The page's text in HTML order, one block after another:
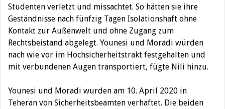
Studenten verletzt und missachtet. So hätten sie ihre
Geständnisse nach fünfzig Tagen Isolationshaft ohne
Kontakt zur Außenwelt und ohne Zugang zum
Rechtsbeistand abgelegt. Younesi und Moradi würden
nach wie vor im Hochsicherheitstrakt festgehalten und
mit verbundenen Augen transportiert, fügte Nili hinzu.
Younesi und Moradi wurden am 10. April 2020 in
Teheran von Sicherheitsbeamten verhaftet. Die beiden